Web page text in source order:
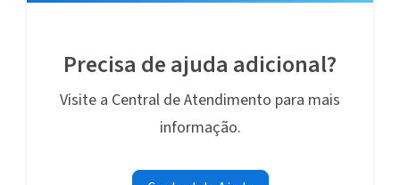
Precisa de ajuda adicional?
Visite a Central de Atendimento para mais
informação.